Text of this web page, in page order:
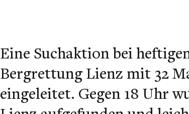
Eine Suchaktion bei
Bergrettung Lienz mit 32
eingeleitet. Gegen 18 Uhr